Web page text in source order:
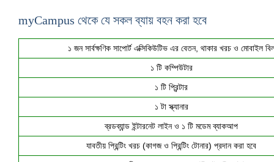
myCampus থেকে যে সকল ব্যায় বহন করা হবে
১ জন সার্বক্ষণিক সাপোর্ট এক্সিকিউটিভ এর বেতন, থাকার খরচ ও মোবাইল
১ টি কম্পিউটার
১ টি প্রিন্টার
১ টা স্ক্যানার
ব্রডব্যান্ড ইন্টারনেট লাইন ও ১ টি মডেম ব্যাকআপ
যাবতীয় প্রিন্টিং খরচ (কাগজ ও প্রিন্টিং টোনার) প্রদান করা হবে